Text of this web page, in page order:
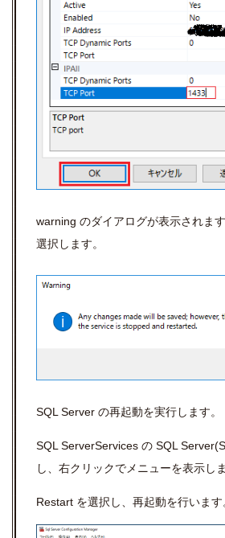
warning のダイアログが表示されま
選択します。
SQL Server の再起動を実行します。
SQL ServerServices の SQL
し、右クリックでメニューを表示しま
Restart を選択し、再起動を行います